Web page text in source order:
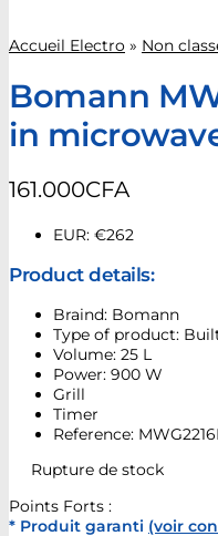
Accueil Electro » Non
Bomann
in
161.000CFA
EUR: €262
Product details:
Braind: Bomann
Type of product:
Volume: 25 L
Power: 900 W
Grill
Timer
Reference:
Rupture de stock
Points Forts :
* Produit garanti (voir